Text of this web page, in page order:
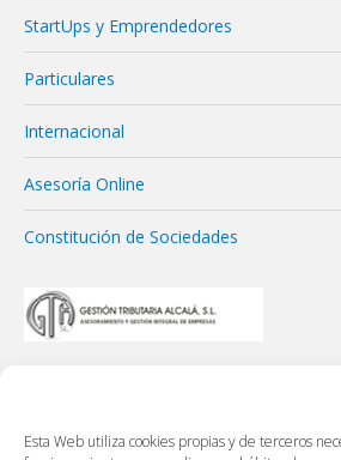
Esta Web utiliza cookies propias y de terceros
StartUps y Emprendedores
Particulares
Internacional
Asesoría Online
Constitución de Sociedades